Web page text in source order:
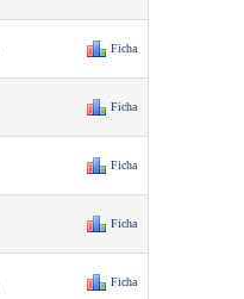
Ficha
Ficha
Ficha
Ficha
Ficha